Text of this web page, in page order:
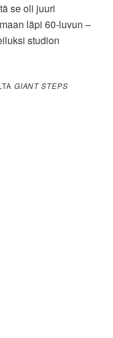
se oli juuri
läpi 60-luvun –
studion
GIANT STEPS